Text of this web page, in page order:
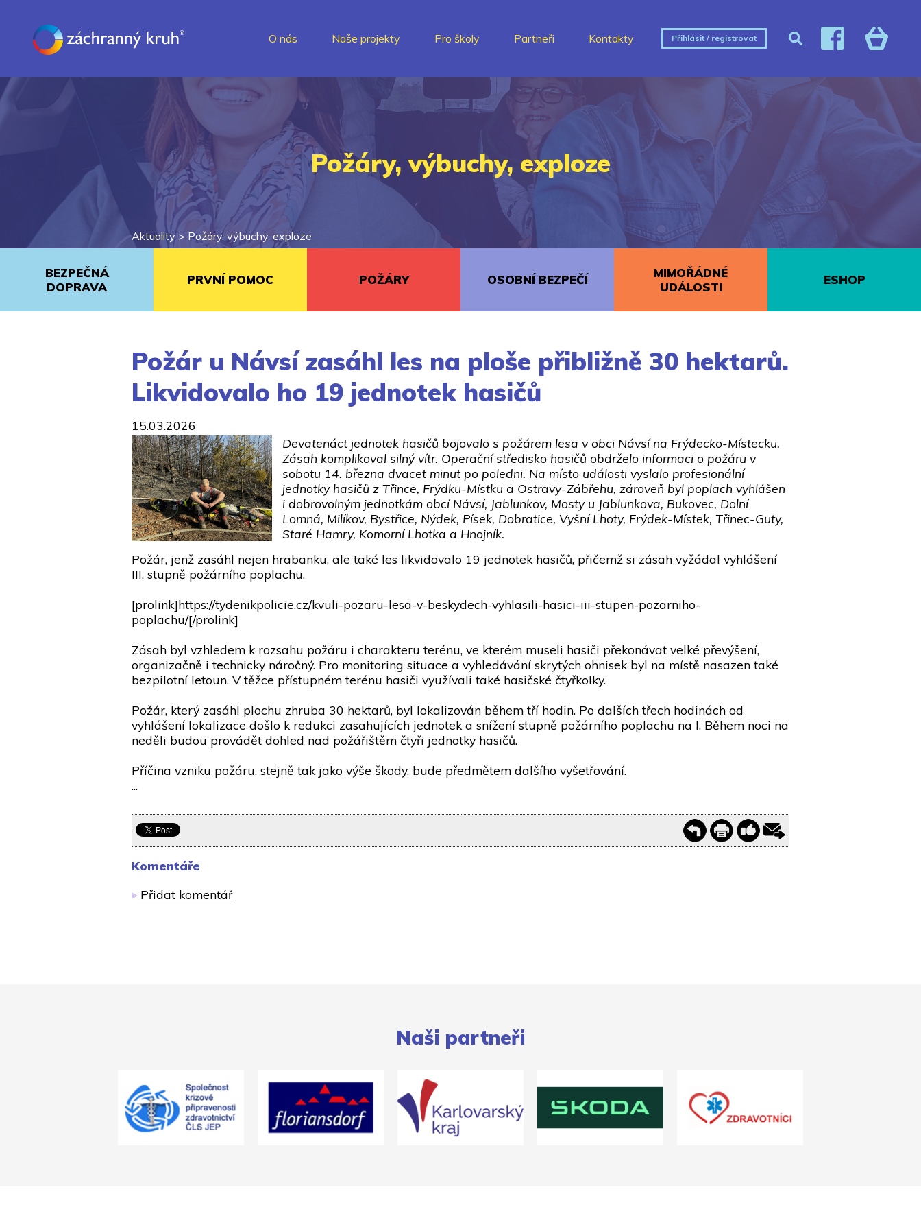
O nás Naše projekty Pro školy Partneři Kontakty Přihlásit / registrovat
Požáry, výbuchy, exploze
Aktuality > Požáry, výbuchy, exploze
BEZPEČNÁ
DOPRAVA
PRVNÍ POMOC POŽÁRY OSOBNÍ BEZPEČÍ
MIMOŘÁDNÉ
UDÁLOSTI
ESHOP
Požár u Návsí zasáhl les na ploše přibližně 30 hektarů.
Likvidovalo ho 19 jednotek hasičů
15.03.2026
Devatenáct jednotek hasičů bojovalo s požárem lesa v obci Návsí na Frýdecko-Místecku.
Zásah komplikoval silný vítr. Operační středisko hasičů obdrželo informaci o požáru v
sobotu 14. března dvacet minut po poledni. Na místo události vyslalo profesionální
jednotky hasičů z Třince, Frýdku-Místku a Ostravy-Zábřehu, zároveň byl poplach vyhlášen
i dobrovolným jednotkám obcí Návsí, Jablunkov, Mosty u Jablunkova, Bukovec, Dolní
Lomná, Milíkov, Bystřice, Nýdek, Písek, Dobratice, Vyšní Lhoty, Frýdek-Místek, Třinec-Guty,
Staré Hamry, Komorní Lhotka a Hnojník.
Požár, jenž zasáhl nejen hrabanku, ale také les likvidovalo 19 jednotek hasičů, přičemž si zásah vyžádal vyhlášení
III. stupně požárního poplachu.
[prolink]https://tydenikpolicie.cz/kvuli-pozaru-lesa-v-beskydech-vyhlasili-hasici-iii-stupen-pozarniho-
poplachu/[/prolink]
Zásah byl vzhledem k rozsahu požáru i charakteru terénu, ve kterém museli hasiči překonávat velké převýšení,
organizačně i technicky náročný. Pro monitoring situace a vyhledávání skrytých ohnisek byl na místě nasazen také
bezpilotní letoun. V těžce přístupném terénu hasiči využívali také hasičské čtyřkolky.
Požár, který zasáhl plochu zhruba 30 hektarů, byl lokalizován během tří hodin. Po dalších třech hodinách od
vyhlášení lokalizace došlo k redukci zasahujících jednotek a snížení stupně požárního poplachu na I. Během noci na
neděli budou provádět dohled nad požářištěm čtyři jednotky hasičů.
Příčina vzniku požáru, stejně tak jako výše škody, bude předmětem dalšího vyšetřování.
...
Komentáře
Přidat komentář
Naši partneři